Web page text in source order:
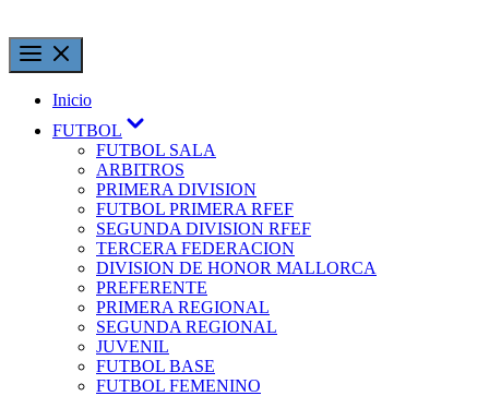
Inicio
FUTBOL
FUTBOL SALA
ARBITROS
PRIMERA DIVISION
FUTBOL PRIMERA RFEF
SEGUNDA DIVISION RFEF
TERCERA FEDERACION
DIVISION DE HONOR MALLORCA
PREFERENTE
PRIMERA REGIONAL
SEGUNDA REGIONAL
JUVENIL
FUTBOL BASE
FUTBOL FEMENINO